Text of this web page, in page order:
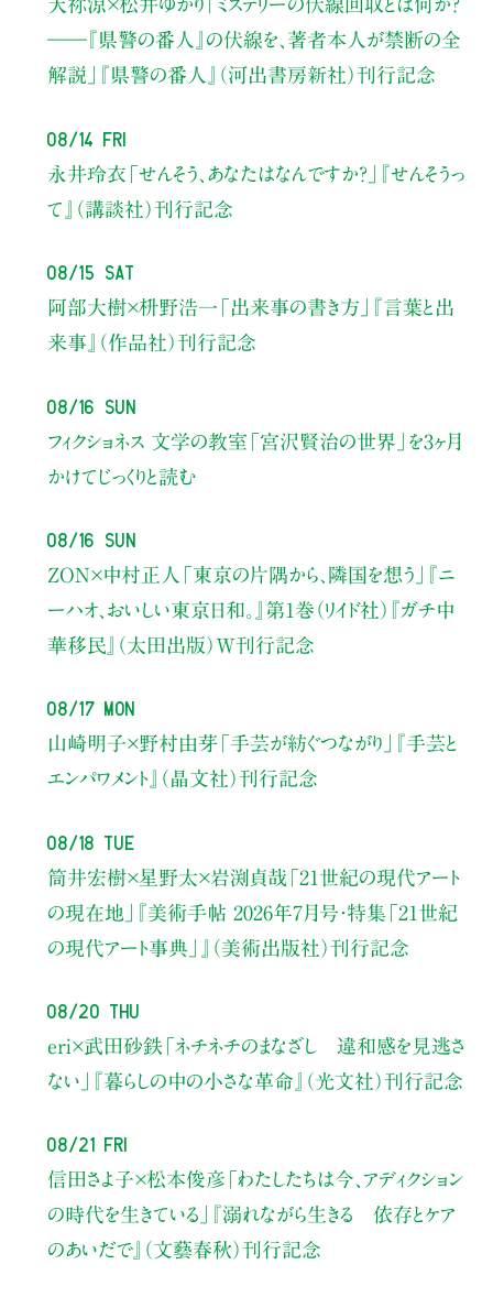
天祢涼×松井ゆかり 「ミステリーの伏線回収とは何か？
――『県警の番人』の伏線を、著者本人が禁断の全
解説」
『県警の番人』（河出書房新社）刊行記念
08/14 Fri
永井玲衣 「せんそう、あなたはなんですか？」
『せんそうっ
て』（講談社）刊行記念
08/15 Sat
阿部大樹×枡野浩一 「出来事の書き方」
『言葉と出
来事』（作品社）刊行記念
08/16 Sun
フィクショネス 文学の教室 「宮沢賢治の世界」を3ヶ月
かけてじっくりと読む
08/16 Sun
ZON×中村正人 「東京の片隅から、隣国を想う」
『ニ
ーハオ、おいしい東京日和。』第1巻（リイド社） 『ガチ中
華移民』（太田出版）W刊行記念
08/17 Mon
山崎明子×野村由芽 「手芸が紡ぐつながり」
『手芸と
エンパワメント』（晶文社）刊行記念
08/18 Tue
筒井宏樹×星野太×岩渕貞哉 「21世紀の現代アート
の現在地」
『美術手帖 2026年7月号・特集「21世紀
の現代アート事典」』（美術出版社）刊行記念
08/20 Thu
eri×武田砂鉄「ネチネチのまなざし 違和感を見逃さ
ない」
『暮らしの中の小さな革命』（光文社）刊行記念
08/21 Fri
信田さよ子×松本俊彦 「わたしたちは今、アディクション
の時代を生きている」
『溺れながら生きる 依存とケア
のあいだで』（文藝春秋）刊行記念